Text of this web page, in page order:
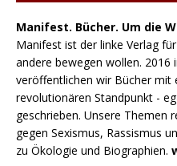
Manifest. Bücher. Um die
Manifest ist der linke Verlag
andere bewegen wollen. 2016
veröffentlichen wir Bücher mit
revolutionären Standpunkt -
geschrieben. Unsere Themen
gegen Sexismus, Rassismus
zu Ökologie und Biographien.